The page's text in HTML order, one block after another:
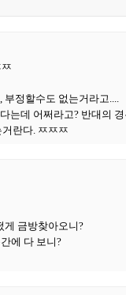
정할수도 없는거라고....
는데 어쩌라고? 반대의
란다. ㅉㅉㅉ
게 금방찾아오니?
에 다 보니?